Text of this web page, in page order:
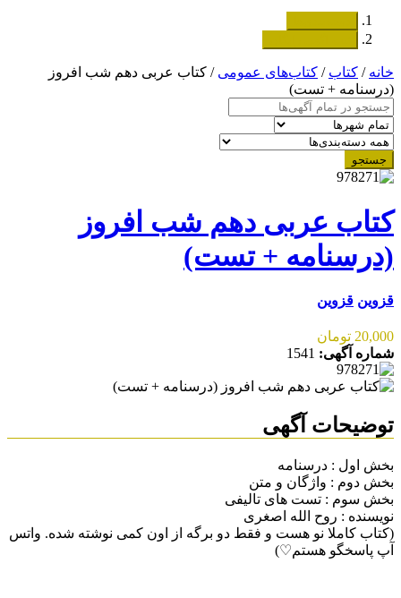
خانه/ کتاب/ کتاب‌های عمومی / کتاب عربی دهم شب افروز
(درسنامه + تست)
جستجو
کتاب عربی دهم شب افروز
(درسنامه + تست)
قزوین قزوین
20,000 تومان
شماره آگهی: 1541
توضیحات آگهی
بخش اول : درسنامه
بخش دوم : واژگان و متن
بخش سوم : تست های تالیفی
نویسنده : روح الله اصغری
(کتاب کاملا نو هست و فقط دو برگه از اون کمی نوشته شده. واتس
آپ پاسخگو هستم♡)